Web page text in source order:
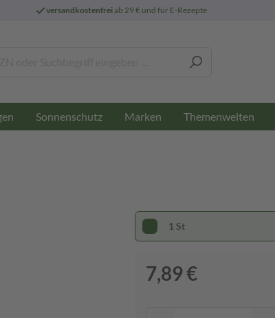
versandkostenfreiab 29 € und für E-Rezepte
Sonnenschutz Marken Themenwelten
1 St
7,89 €